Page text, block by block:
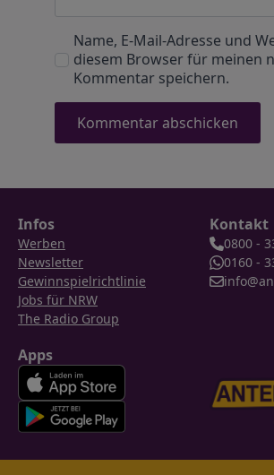
Name, E-Mail-Adresse und
diesem Browser für meinen
Kommentar speichern.
Infos
Werben
Newsletter
Gewinnspielrichtlinie
Jobs für NRW
The Radio Group
Kontakt
0800 -
0160 -
Apps